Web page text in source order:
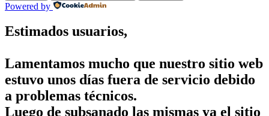
Powered by
Estimados usuarios,
Lamentamos mucho que nuestro sitio web
estuvo unos días fuera de servicio debido
a problemas técnicos.
Luego de subsanado las mismas ya el sitio